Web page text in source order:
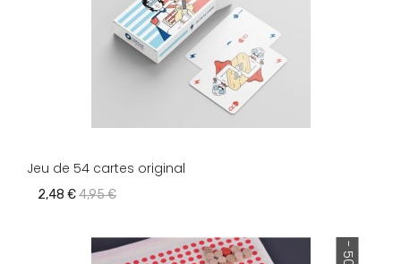
Jeu de 54 cartes original
2,48 €4,95 €